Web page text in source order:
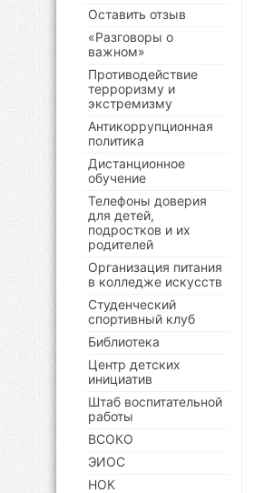
Оставить отзыв
«Разговоры о
важном»
Противодействие
терроризму и
экстремизму
Антикоррупционная
политика
Дистанционное
обучение
Телефоны доверия
для детей,
подростков и их
родителей
Организация питания
в колледже искусств
Студенческий
спортивный клуб
Библиотека
Центр детских
инициатив
Штаб воспитательной
работы
ВСОКО
ЭИОС
НОК